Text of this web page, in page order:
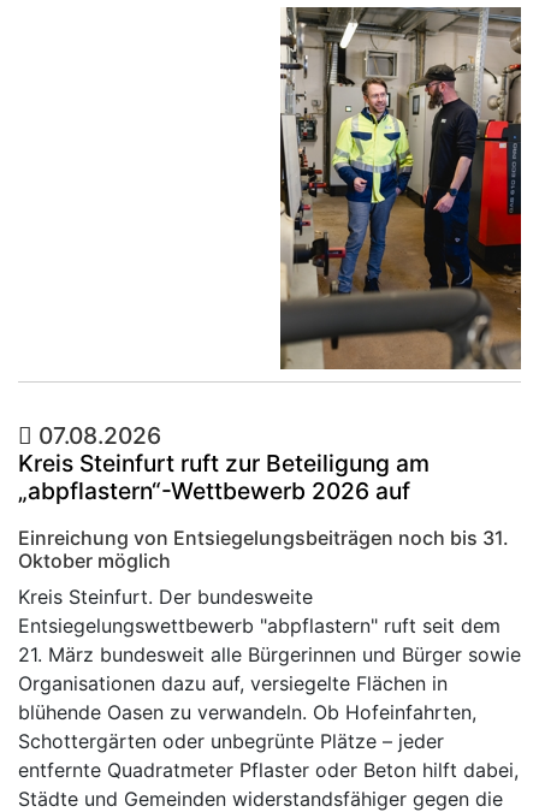
07.08.2026
Kreis Steinfurt ruft zur Beteiligung am
„abpflastern“-Wettbewerb 2026 auf
Einreichung von Entsiegelungsbeiträgen noch bis 31.
Oktober möglich
Kreis Steinfurt. Der bundesweite
Entsiegelungswettbewerb "abpflastern" ruft seit dem
21. März bundesweit alle Bürgerinnen und Bürger sowie
Organisationen dazu auf, versiegelte Flächen in
blühende Oasen zu verwandeln. Ob Hofeinfahrten,
Schottergärten oder unbegrünte Plätze – jeder
entfernte Quadratmeter Pflaster oder Beton hilft dabei,
Städte und Gemeinden widerstandsfähiger gegen die